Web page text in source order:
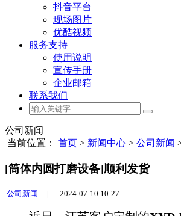
抖音平台
现场图片
优酷视频
服务支持
使用说明
宣传手册
企业邮箱
联系我们
公司新闻
当前位置： 首页 > 新闻中心 > 公司新闻
[筒体内圆打磨设备]顺利发货
公司新闻 | 2024-07-10 10:27